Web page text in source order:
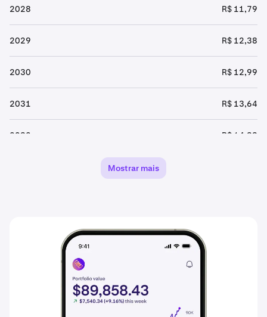
2028 R$ 11,79
2029 R$ 12,38
2030 R$ 12,99
2031 R$ 13,64
2032 R$ 14,33
Mostrar mais